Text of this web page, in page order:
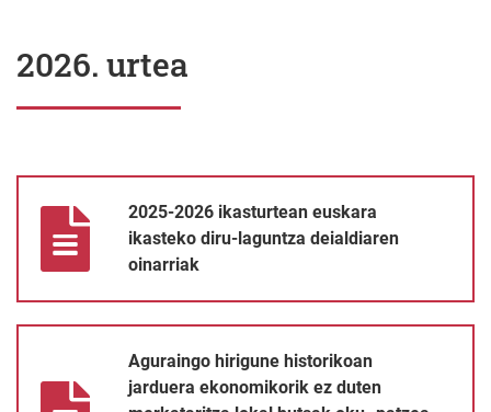
2026. urtea
2025-2026 ikasturtean euskara
ikasteko diru-laguntza deialdiaren
oinarriak
Aguraingo hirigune historikoan
jarduera ekonomikorik ez duten